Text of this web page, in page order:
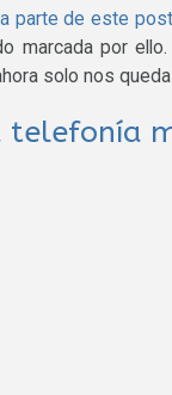
parte de este post
marcada por
solo nos
telefonía